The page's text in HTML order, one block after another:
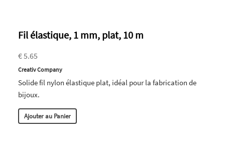
Fil élastique, 1 mm, plat, 10 m
€ 5.65
Creativ Company
Solide fil nylon élastique plat, idéal pour la fabrication de
bijoux.
Ajouter au Panier